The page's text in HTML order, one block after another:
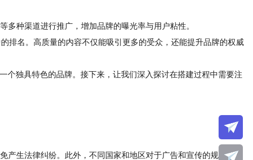
种渠道进行推广，增加品牌的曝光率与用户粘性。
排名。高质量的内容不仅能吸引更多的受众，还能提升品牌的权威
个独具特色的品牌。接下来，让我们深入探讨在搭建过程中需要注
生法律纠纷。此外，不同国家和地区对于广告和宣传的规定可能